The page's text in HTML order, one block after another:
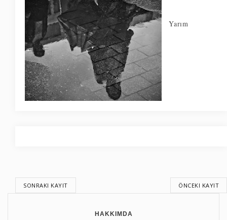
Yarım
SONRAKI KAYIT ÖNCEKI KAYIT
HAKKIMDA